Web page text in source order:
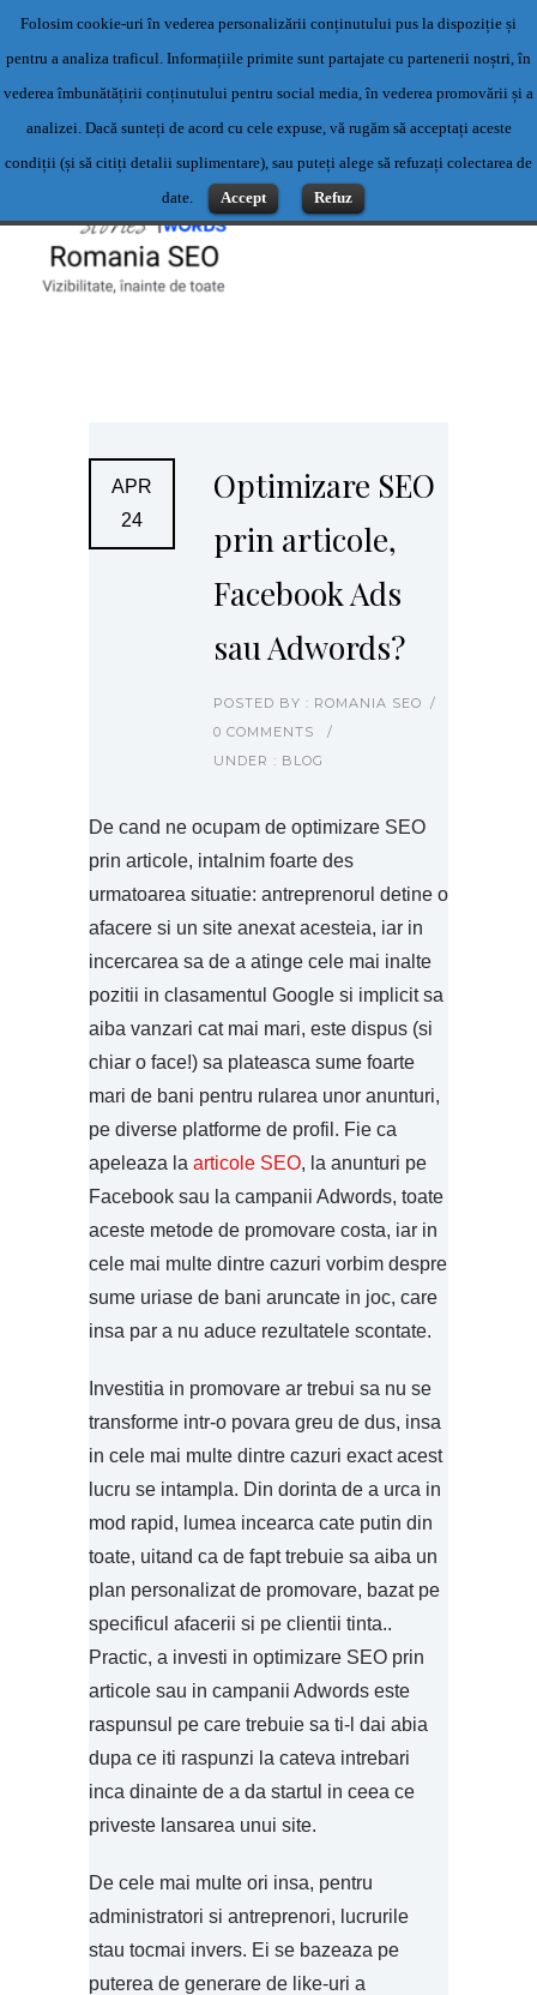
Servicii profesionale de content writing- Servicii content writing-
Scriere articole
Contact: 0769500983 sau office@romaniaseo.com
APR
24
Optimizare SEO
prin articole,
Facebook Ads
sau Adwords?
POSTED BY : ROMANIA SEO /
0 COMMENTS
/
UNDER : BLOG
De cand ne ocupam de optimizare SEO
prin articole, intalnim foarte des
urmatoarea situatie: antreprenorul detine o
afacere si un site anexat acesteia, iar in
incercarea sa de a atinge cele mai inalte
pozitii in clasamentul Google si implicit sa
aiba vanzari cat mai mari, este dispus (si
chiar o face!) sa plateasca sume foarte
mari de bani pentru rularea unor anunturi,
pe diverse platforme de profil. Fie ca
apeleaza la articole SEO, la anunturi pe
Facebook sau la campanii Adwords, toate
aceste metode de promovare costa, iar in
cele mai multe dintre cazuri vorbim despre
sume uriase de bani aruncate in joc, care
insa par a nu aduce rezultatele scontate.
Investitia in promovare ar trebui sa nu se
transforme intr-o povara greu de dus, insa
in cele mai multe dintre cazuri exact acest
lucru se intampla. Din dorinta de a urca in
mod rapid, lumea incearca cate putin din
toate, uitand ca de fapt trebuie sa aiba un
plan personalizat de promovare, bazat pe
specificul afacerii si pe clientii tinta..
Practic, a investi in optimizare SEO prin
articole sau in campanii Adwords este
raspunsul pe care trebuie sa ti-l dai abia
dupa ce iti raspunzi la cateva intrebari
inca dinainte de a da startul in ceea ce
priveste lansarea unui site.
De cele mai multe ori insa, pentru
administratori si antreprenori, lucrurile
stau tocmai invers. Ei se bazeaza pe
puterea de generare de like-uri a
Folosim cookie-uri în vederea personalizării conținutului pus la dispoziție și
pentru a analiza traficul. Informațiile primite sunt partajate cu partenerii noștri, în
vederea îmbunătățirii conținutului pentru social media, în vederea promovării și a
analizei. Dacă sunteți de acord cu cele expuse, vă rugăm să acceptați aceste
condiții (și să citiți detalii suplimentare), sau puteți alege să refuzați colectarea de
date.
Accept Refuz